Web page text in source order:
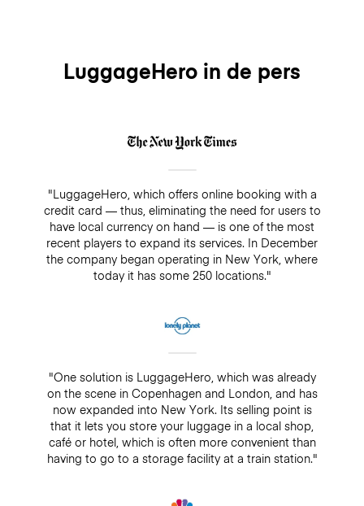
LuggageHero in de pers
"LuggageHero, which offers online booking with a
credit card — thus, eliminating the need for users to
have local currency on hand — is one of the most
recent players to expand its services. In December
the company began operating in New York, where
today it has some 250 locations."
"One solution is LuggageHero, which was already
on the scene in Copenhagen and London, and has
now expanded into New York. Its selling point is
that it lets you store your luggage in a local shop,
café or hotel, which is often more convenient than
having to go to a storage facility at a train station."